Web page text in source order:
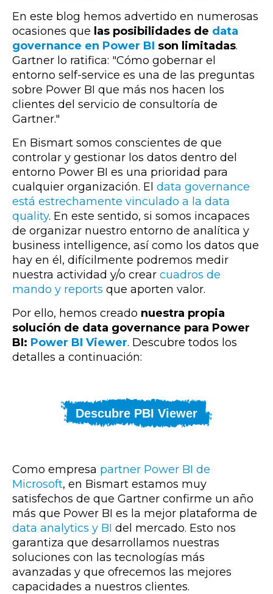
En este blog hemos advertido en numerosas
ocasiones que las posibilidades de data
governance en Power BI son limitadas.
Gartner lo ratifica: "Cómo gobernar el
entorno self-service es una de las preguntas
sobre Power BI que más nos hacen los
clientes del servicio de consultoría de
Gartner."
En Bismart somos conscientes de que
controlar y gestionar los datos dentro del
entorno Power BI es una prioridad para
cualquier organización. El data governance
está estrechamente vinculado a la data
quality. En este sentido, si somos incapaces
de organizar nuestro entorno de analítica y
business intelligence, así como los datos que
hay en él, difícilmente podremos medir
nuestra actividad y/o crear cuadros de
mando y reports que aporten valor.
Por ello, hemos creado nuestra propia
solución de data governance para Power
BI: Power BI Viewer. Descubre todos los
detalles a continuación:
Descubre PBI Viewer
Como empresa partner Power BI de
Microsoft, en Bismart estamos muy
satisfechos de que Gartner confirme un año
más que Power BI es la mejor plataforma de
data analytics y BI del mercado. Esto nos
garantiza que desarrollamos nuestras
soluciones con las tecnologías más
avanzadas y que ofrecemos las mejores
capacidades a nuestros clientes.